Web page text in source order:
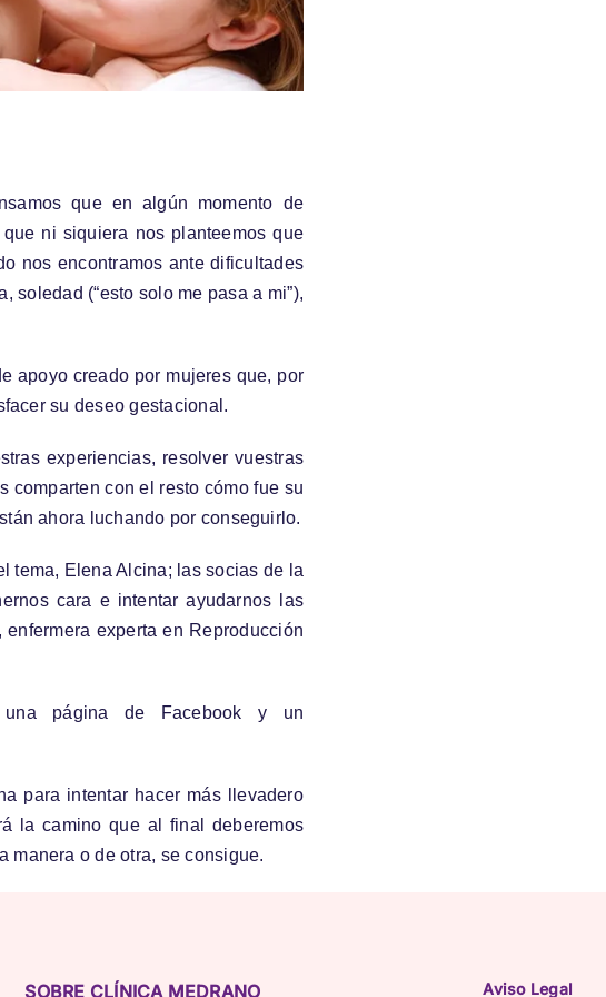
que en algún momento de
ni siquiera nos planteemos que
nos encontramos ante dificultades
soledad (“esto solo me pasa a mi”),
apoyo creado por mujeres que, por
su deseo gestacional.
experiencias, resolver vuestras
comparten con el resto cómo fue su
ahora luchando por conseguirlo.
tema, Elena Alcina; las socias de la
cara e intentar ayudarnos las
experta en Reproducción
una página de Facebook y un
para intentar hacer más llevadero
la camino que al final deberemos
manera o de otra, se consigue.
SOBRE CLÍNICA MEDRANO Aviso Legal